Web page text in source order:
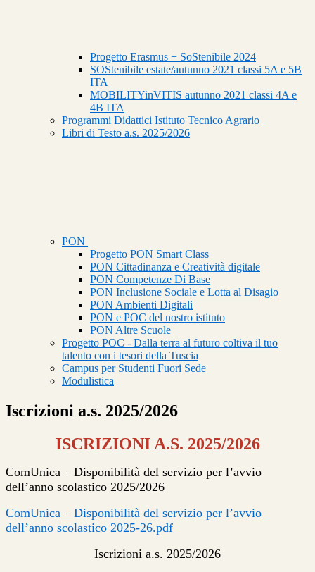
Progetto Erasmus + SoStenibile 2024
SOStenibile estate/autunno 2021 classi 5A e 5B
ITA
MOBILITYinVITIS autunno 2021 classi 4A e
4B ITA
Programmi Didattici Istituto Tecnico Agrario
Libri di Testo a.s. 2025/2026
PON
Progetto PON Smart Class
PON Cittadinanza e Creatività digitale
PON Competenze Di Base
PON Inclusione Sociale e Lotta al Disagio
PON Ambienti Digitali
PON e POC del nostro istituto
PON Altre Scuole
Progetto POC - Dalla terra al futuro coltiva il tuo
talento con i tesori della Tuscia
Campus per Studenti Fuori Sede
Modulistica
Iscrizioni a.s. 2025/2026
ISCRIZIONI A.S. 2025/2026
ComUnica – Disponibilità del servizio per l’avvio
dell’anno scolastico 2025/2026
ComUnica – Disponibilità del servizio per l’avvio
dell’anno scolastico 2025-26.pdf
Iscrizioni a.s. 2025/2026